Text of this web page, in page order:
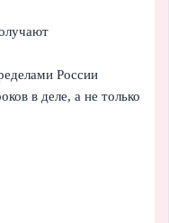
России
в деле, а не только